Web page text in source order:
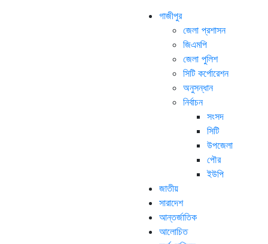
গাজীপুর
জেলা প্রশাসন
জিএমপি
জেলা পুলিশ
সিটি কর্পোরেশন
অনুসন্ধান
নির্বাচন
সংসদ
সিটি
উপজেলা
পৌর
ইউপি
জাতীয়
সারাদেশ
আন্তর্জাতিক
আলোচিত